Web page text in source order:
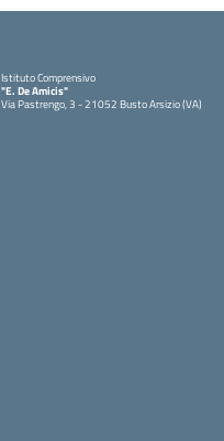
Istituto Comprensivo
"E. De Amicis"
Via Pastrengo, 3 - 21052 Busto Arsizio (VA)